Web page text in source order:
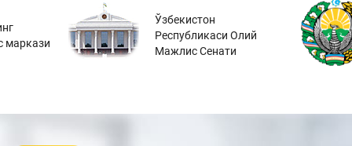
маркази
Ўзбекистон
Республикаси Олий
Мажлис Сенати